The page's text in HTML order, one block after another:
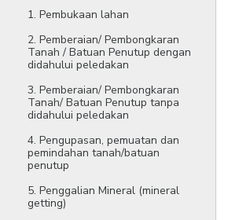
1. Pembukaan lahan
2. Pemberaian/ Pembongkaran
Tanah / Batuan Penutup dengan
didahului peledakan
3. Pemberaian/ Pembongkaran
Tanah/ Batuan Penutup tanpa
didahului peledakan
4. Pengupasan, pemuatan dan
pemindahan tanah/batuan
penutup
5. Penggalian Mineral (mineral
getting)